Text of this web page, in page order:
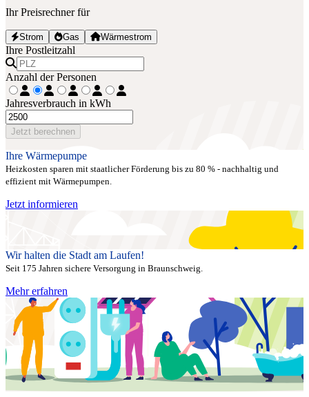
Ihr Preisrechner für
Strom Gas Wärmestrom
Ihre Postleitzahl
Anzahl der Personen
Jahresverbrauch in kWh
Jetzt berechnen
Ihre Wärmepumpe
Heizkosten sparen mit staatlicher Förderung bis zu 80 % - nachhaltig und
effizient mit Wärmepumpen.
Jetzt informieren
Wir halten die Stadt am Laufen!
Seit 175 Jahren sichere Versorgung in Braunschweig.
Mehr erfahren